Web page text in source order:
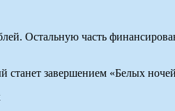
Остальную часть
завершением «Белых